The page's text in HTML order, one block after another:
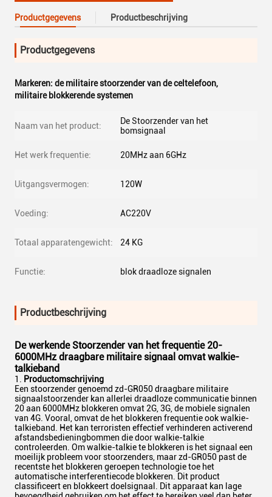
Productgegevens Productbeschrijving
Productgegevens
Markeren: de militaire stoorzender van de celtelefoon,
militaire blokkerende systemen
Naam van het product:
De Stoorzender van het
bomsignaal
Het werk frequentie: 20MHz aan 6GHz
Uitgangsvermogen: 120W
Voeding: AC220V
Totaal apparatengewicht: 24 KG
Functie: blok draadloze signalen
Productbeschrijving
De werkende Stoorzender van het frequentie 20-
6000MHz draagbare militaire signaal omvat walkie-
talkieband
Productomschrijving
Een stoorzender genoemd zd-GR050 draagbare militaire
signaalstoorzender kan allerlei draadloze communicatie binnen
20 aan 6000MHz blokkeren omvat 2G, 3G, de mobiele signalen
van 4G. Vooral, omvat de het blokkeren frequentie ook walkie-
talkieband. Het kan terroristen effectief verhinderen activerend
afstandsbedieningbommen die door walkie-talkie
controleerden. Om walkie-talkie te blokkeren is het signaal een
moeilijk probleem voor stoorzenders, maar zd-GR050 past de
recentste het blokkeren geroepen technologie toe het
automatische interferentiecode blokkeren. Dit product
classificeert en blokkeert doelsignaal. Dit apparaat kan lage